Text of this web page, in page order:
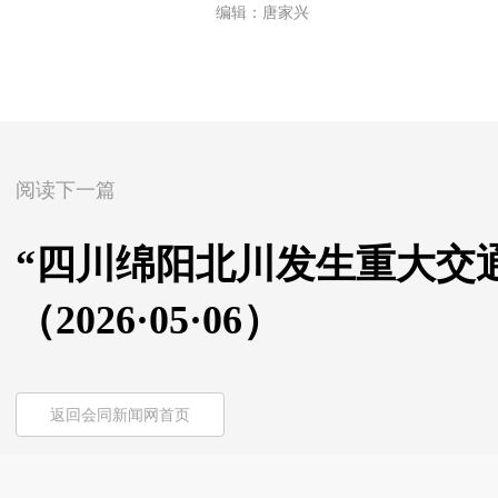
编辑：唐家兴
阅读下一篇
“四川绵阳北川发生重大交
（2026·05·06）
返回会同新闻网首页